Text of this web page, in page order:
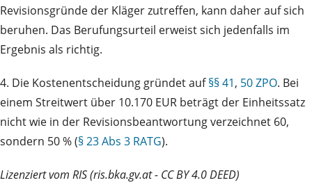
Revisionsgründe der Kläger zutreffen, kann daher auf sich
beruhen. Das Berufungsurteil erweist sich jedenfalls im
Ergebnis als richtig.
4. Die Kostenentscheidung gründet auf§§ 41, 50 ZPO. Bei
einem Streitwert über 10.170 EUR beträgt der Einheitssatz
nicht wie in der Revisionsbeantwortung verzeichnet 60,
sondern 50 % (§ 23 Abs 3 RATG).
Lizenziert vom RIS (ris.bka.gv.at - CC BY 4.0 DEED)